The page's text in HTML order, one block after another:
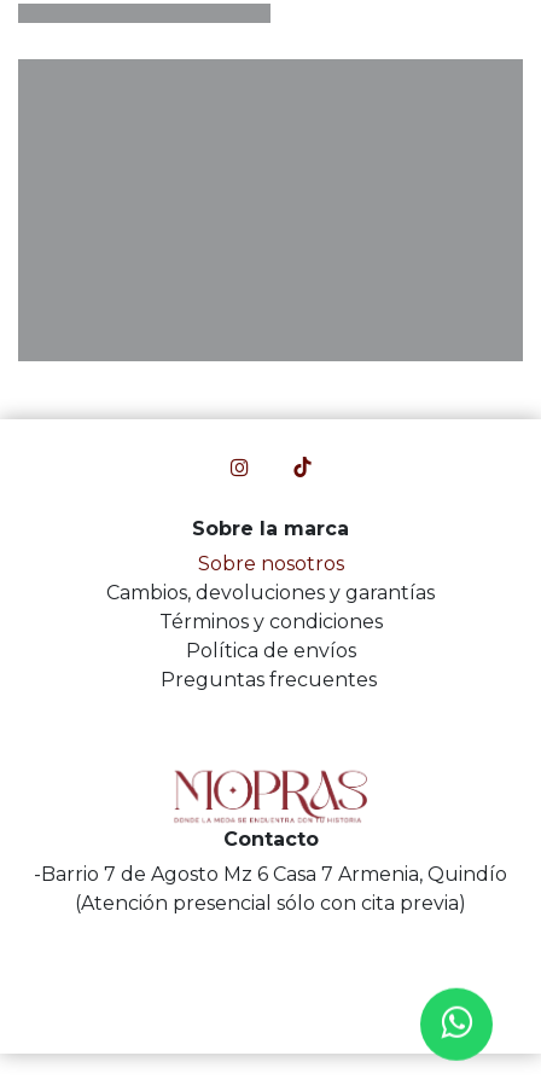
Sobre la marca
Sobre nosotros
Cambios, devoluciones y garantías
Términos y condiciones
Política de envíos
Preguntas frecuentes
Contacto
-Barrio 7 de Agosto Mz 6 Casa 7 Armenia, Quindío
(Atención presencial sólo con cita previa)